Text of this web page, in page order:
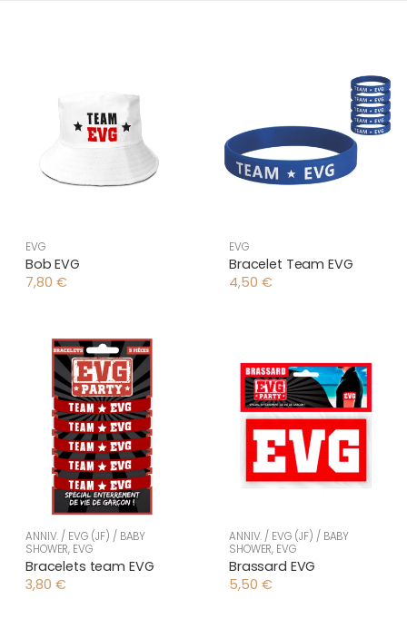
EVG
Bob EVG
7,80 €
EVG
Bracelet Team EVG
4,50 €
ANNIV. / EVG (JF) / BABY
SHOWER, EVG
Bracelets team EVG
3,80 €
ANNIV. / EVG (JF) / BABY
SHOWER, EVG
Brassard EVG
5,50 €